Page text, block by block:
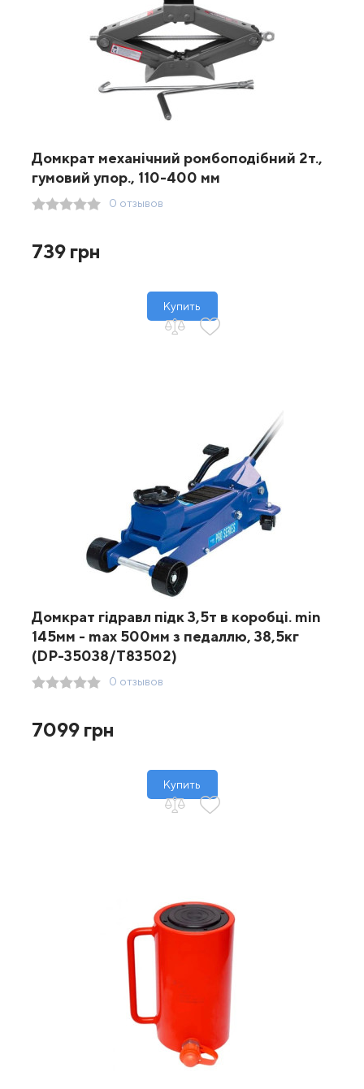
Домкрат механічний ромбоподібний 2т.,
гумовий упор., 110-400 мм
0 отзывов
739 грн
Купить
Домкрат гідравл підк 3,5т в коробці. min
145мм - max 500мм з педаллю, 38,5кг
(DP-35038/Т83502)
0 отзывов
7099 грн
Купить